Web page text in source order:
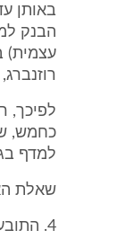
רוזנברג, פ"ד
לפיכך,
למדף
שאלת
4.